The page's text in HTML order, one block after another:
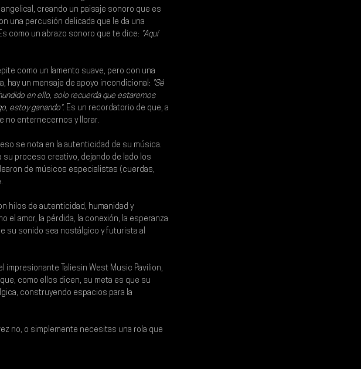
creando un paisaje sonoro que es
una percusión delicada que le da una
como un abrazo sonoro que te dice: "Aquí
como un lamento suave, pero con una
hay un mensaje de apoyo incondicional: "Sé
en ello, solo recuerda que estaremos
estoy ganando". Es un recordatorio de que, a
no enternecernos y llorar.
se nota en la autenticidad de su música.
su proceso creativo, dejando de lado los
de músicos especialistas (cuerdas,
hilos de autenticidad, humanidad y
amor, la pérdida, la conexión, la esperanza
su sonido sea nostálgico y futurista al
impresionante Taliesin West Music Pavilion,
como ellos dicen, su meta es que su
construyendo espacios para la
no, o simplemente necesitas una rola que